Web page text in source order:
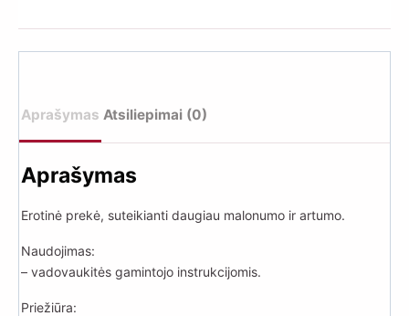
Lilac
Blossom
Aprašymas Atsiliepimai (0)
Aprašymas
Erotinė prekė, suteikianti daugiau malonumo ir artumo.
Naudojimas:
– vadovaukitės gamintojo instrukcijomis.
Priežiūra: